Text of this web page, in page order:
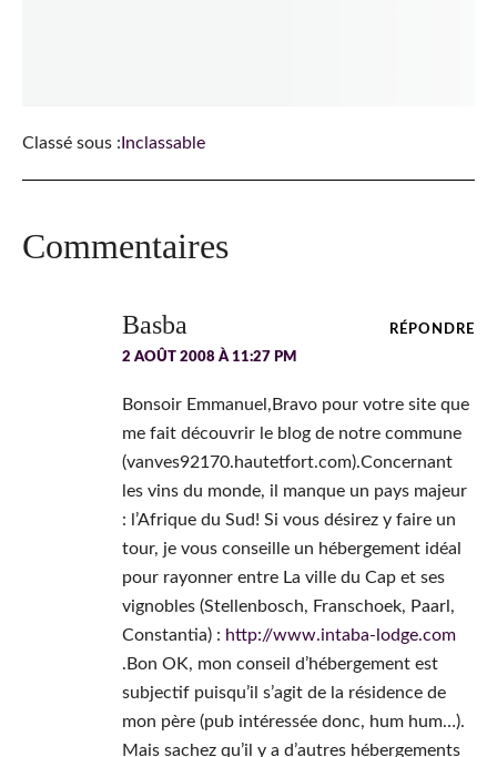
Classé sous : Inclassable
Interactions
Commentaires
Basba
2 AOÛT 2008 À 11:27 PM
Bonsoir Emmanuel,Bravo pour votre site que
me fait découvrir le blog de notre commune
(vanves92170.hautetfort.com).Concernant
les vins du monde, il manque un pays majeur
: l’Afrique du Sud! Si vous désirez y faire un
tour, je vous conseille un hébergement idéal
pour rayonner entre La ville du Cap et ses
vignobles (Stellenbosch, Franschoek, Paarl,
Constantia) : http://www.intaba-lodge.com
.Bon OK, mon conseil d’hébergement est
subjectif puisqu’il s’agit de la résidence de
mon père (pub intéressée donc, hum hum…).
Mais sachez qu’il y a d’autres hébergements
RÉPONDRE